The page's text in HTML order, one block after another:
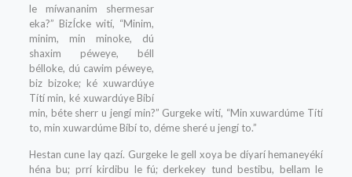
le míwananim shermesar
eka?” BizÍcke wití, “Minim,
minim, min minoke, dú
shaxim péweye, béll
bélloke, dú cawim péweye,
biz bizoke; ké xuwardúye
Títí min, ké xuwardúye Bíbí
min, béte sherr u jengí min?” Gurgeke wití, “Min xuwardúme Títí
to, min xuwardúme Bíbí to, déme sheré u jengí to.”
Hestan cune lay qazí. Gurgeke le gell xoya be díyarí hemaneyékí
héna bu; prrí kirdibu le fú; derkekey tund bestibu, bellam le